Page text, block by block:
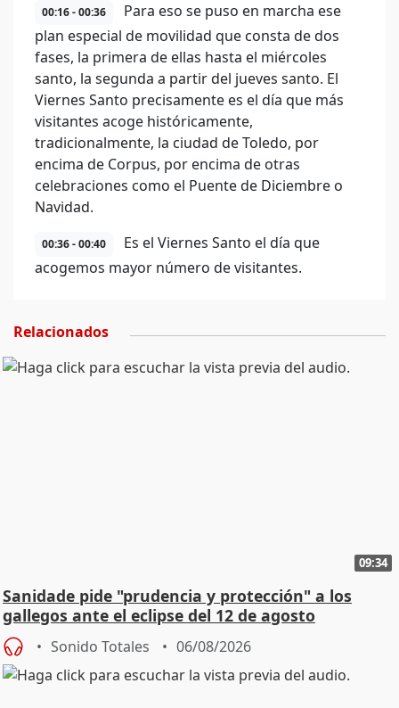
00:16 - 00:36
Para eso se puso en marcha ese
plan especial de movilidad que consta de dos
fases, la primera de ellas hasta el miércoles
santo, la segunda a partir del jueves santo. El
Viernes Santo precisamente es el día que más
visitantes acoge históricamente,
tradicionalmente, la ciudad de Toledo, por
encima de Corpus, por encima de otras
celebraciones como el Puente de Diciembre o
Navidad.
00:36 - 00:40
Es el Viernes Santo el día que
acogemos mayor número de visitantes.
Relacionados
09:34
Sanidade pide "prudencia y protección" a los
gallegos ante el eclipse del 12 de agosto
Sonido Totales 06/08/2026